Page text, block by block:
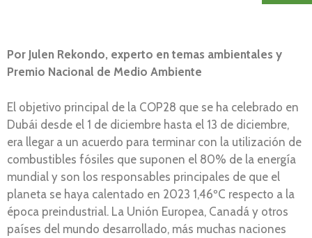
Por Julen Rekondo, experto en temas ambientales y
Premio Nacional de Medio Ambiente
El objetivo principal de la COP28 que se ha celebrado en
Dubái desde el 1 de diciembre hasta el 13 de diciembre,
era llegar a un acuerdo para terminar con la utilización de
combustibles fósiles que suponen el 80% de la energía
mundial y son los responsables principales de que el
planeta se haya calentado en 2023 1,46ºC respecto a la
época preindustrial. La Unión Europea, Canadá y otros
países del mundo desarrollado, más muchas naciones